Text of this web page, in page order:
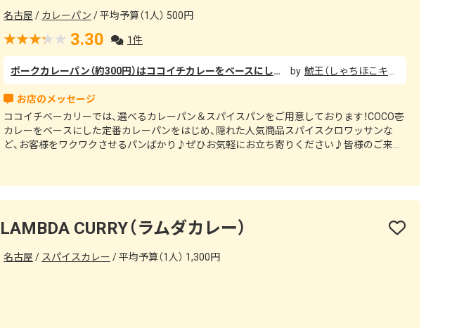
名古屋 カレーパン 平均予算（1人） 500円
3.30 1件
ポークカレーパン（約300円）はココイチカレーをベースにしたカレーパンのようで味は美味しく、牛すじ煮込みカレーパン（約350円）は牛肉の旨みで深い味わいに仕上げたカレーパンのようで味は美味しかったです！ ただ、ポークも牛すじも中の具が少なく、私の場合は大満足とまではいかなかった。 ココイチはブランド力もあり高いのは覚悟してましたが、全体的に価格設定が高く感じたからこそ大満足のボリュームであってほしかったです。 この味と価格で、中の具ずっしりボリューム満点にしてくれれば、もう言うことなしでリピート確実です！ 鯱王（しゃちほこキング）
ココイチベーカリーでは、選べるカレーパン＆スパイスパンをご用意しております！COCO壱
カレーをベースにした定番カレーパンをはじめ、隠れた人気商品スパイスクロワッサンな
ど、お客様をワクワクさせるパンばかり♪ぜひお気軽にお立ち寄りください♪皆様のご来店
LAMBDA CURRY（ラムダカレー）
名古屋 スパイスカレー 平均予算（1人） 1,300円